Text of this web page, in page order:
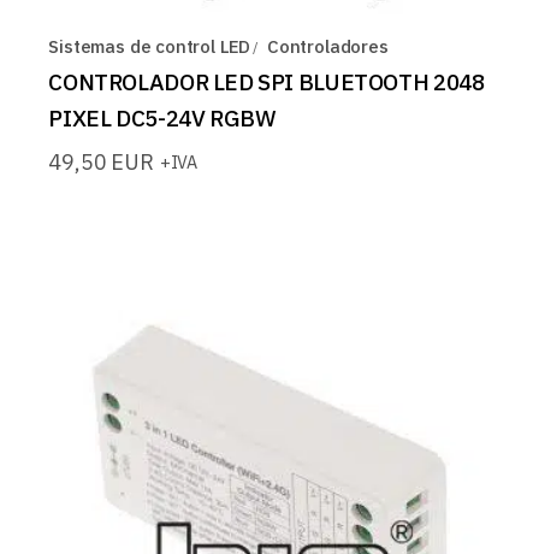
Sistemas de control LED Controladores
CONTROLADOR LED SPI BLUETOOTH 2048
PIXEL DC5-24V RGBW
49,50 EUR +IVA